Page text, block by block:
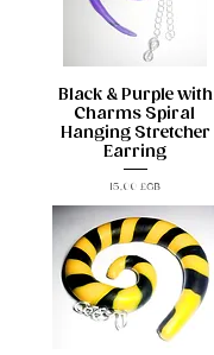
Black & Purple with
Charms Spiral
Hanging Stretcher
Earring
Prix
15,00 £GB